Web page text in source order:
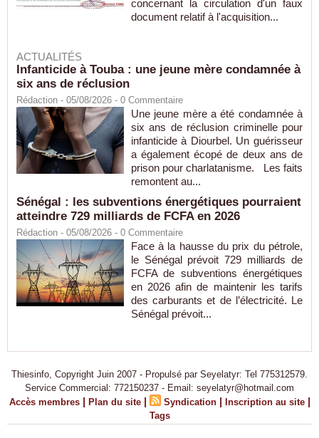
concernant la circulation d'un faux
document relatif à l'acquisition...
ACTUALITÉS
Infanticide à Touba : une jeune mère condamnée à
six ans de réclusion
Rédaction - 05/08/2026 - 0 Commentaire
Une jeune mère a été condamnée à
six ans de réclusion criminelle pour
infanticide à Diourbel. Un guérisseur
a également écopé de deux ans de
prison pour charlatanisme. Les faits
remontent au...
Sénégal : les subventions énergétiques pourraient
atteindre 729 milliards de FCFA en 2026
Rédaction - 05/08/2026 - 0 Commentaire
Face à la hausse du prix du pétrole,
le Sénégal prévoit 729 milliards de
FCFA de subventions énergétiques
en 2026 afin de maintenir les tarifs
des carburants et de l’électricité. Le
Sénégal prévoit...
Thiesinfo, Copyright Juin 2007 - Propulsé par Seyelatyr: Tel 775312579.
Service Commercial: 772150237 - Email: seyelatyr@hotmail.com
Accès membres | Plan du site | Syndication | Inscription au site |
Tags